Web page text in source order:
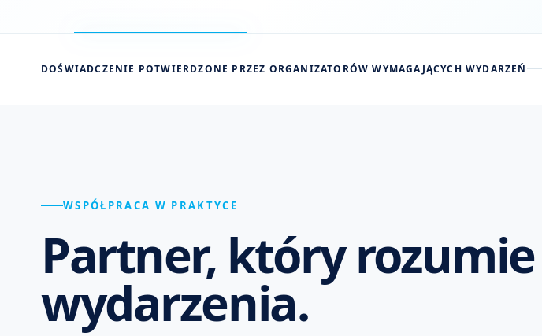
DOŚWIADCZENIE POTWIERDZONE PRZEZ ORGANIZATORÓW WYMAGAJĄCYCH WYDARZEŃ
WSPÓŁPRACA W PRAKTYCE
Partner, który rozumie
wydarzenia.